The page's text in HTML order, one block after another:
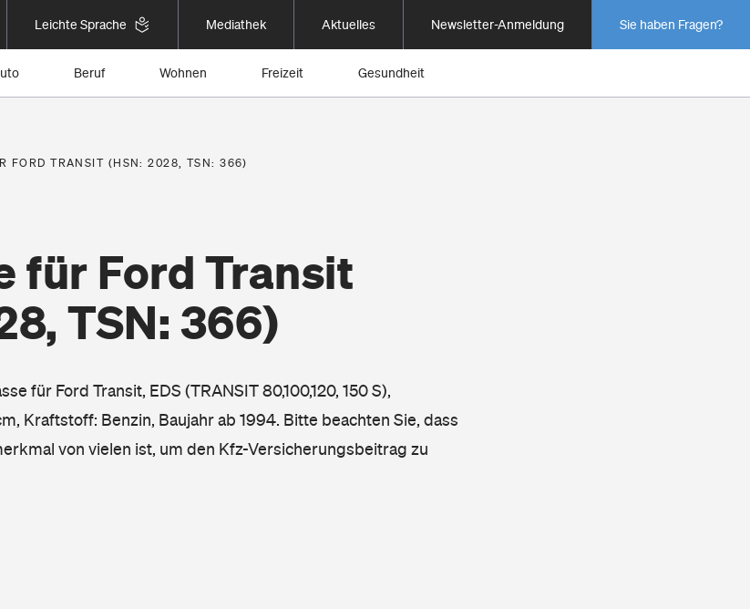
Leichte Sprache Mediathek Aktuelles Newsletter-Anmeldung Sie haben Fragen?
Beruf Wohnen Freizeit Gesundheit
FORD TRANSIT (HSN: 2028, TSN: 366)
für Ford Transit
TSN: 366)
für Ford Transit, EDS (TRANSIT 80,100,120, 150 S),
Kraftstoff: Benzin, Baujahr ab 1994. Bitte beachten Sie, dass
von vielen ist, um den Kfz-Versicherungsbeitrag zu